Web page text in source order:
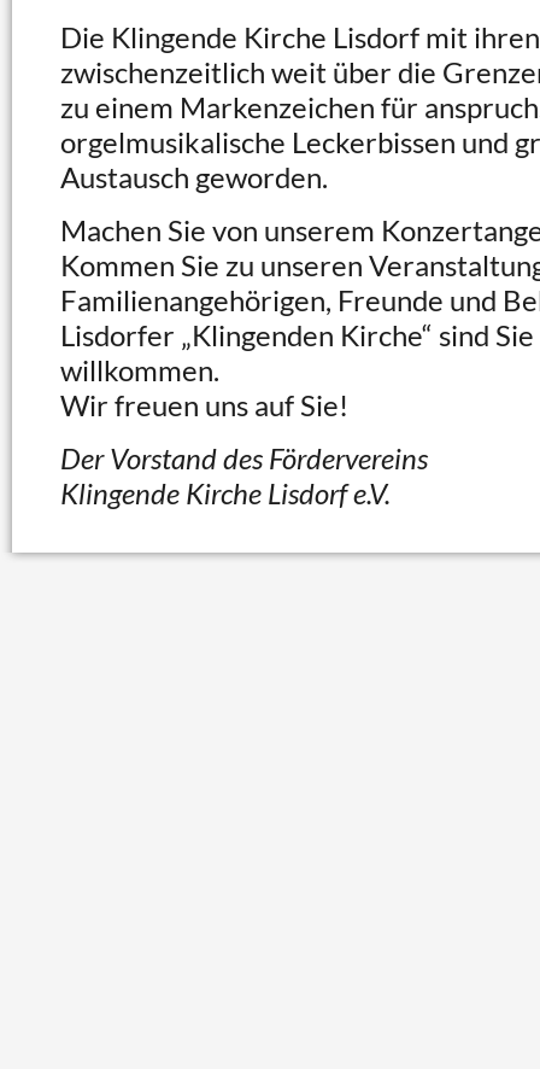
Die Klingende Kirche Lisdorf mit
zwischenzeitlich weit über die
zu einem Markenzeichen für
orgelmusikalische Leckerbissen und
Austausch geworden.
Machen Sie von unserem
Kommen Sie zu unseren
Familienangehörigen, Freunde und
Lisdorfer „Klingenden Kirche“ sind
willkommen.
Wir freuen uns auf Sie!
Der Vorstand des Fördervereins
Klingende Kirche Lisdorf e.V.